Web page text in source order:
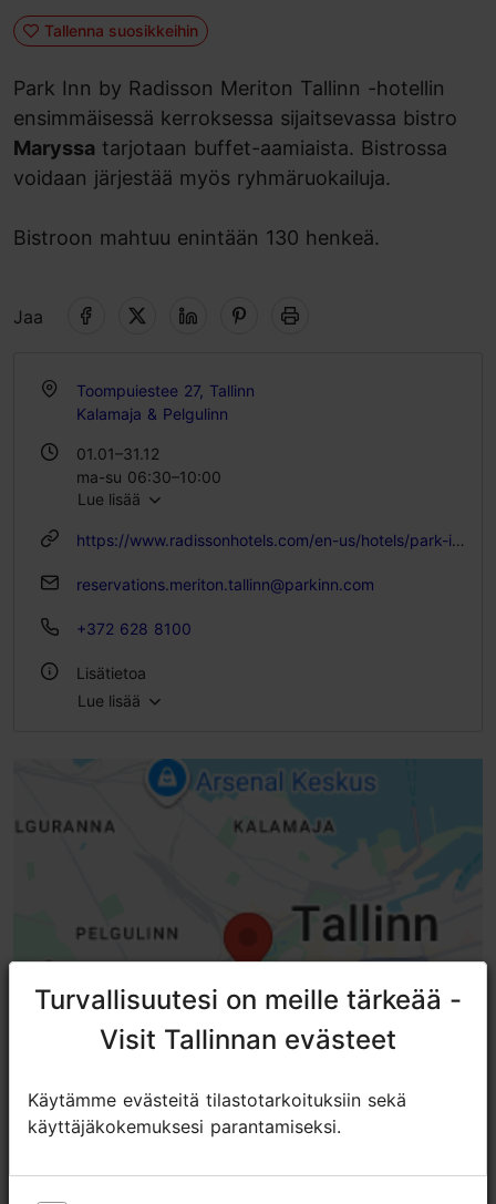
Tallenna suosikkeihin
Park Inn by Radisson Meriton Tallinn -hotellin
ensimmäisessä kerroksessa sijaitsevassa bistro
Maryssa tarjotaan buffet-aamiaista. Bistrossa
voidaan järjestää myös ryhmäruokailuja.
Bistroon mahtuu enintään 130 henkeä.
Jaa
Toompuiestee 27, Tallinn
Kalamaja & Pelgulinn
01.01–31.12
ma-su 06:30–10:00
Lue lisää
https://www.radissonhotels.com/en-us/hotels/park-inn-conference-tallinn-meriton-spa/dining
reservations.meriton.tallinn@parkinn.com
+372 628 8100
Lisätietoa
Istumapaikkoja: 130
Laktoosittomia ja gluteenittomia vaihtoehtoja: Kyllä
WLAN-alue
Lue lisää
Turvallisuutesi on meille tärkeää -
Visit Tallinnan evästeet
Käytämme evästeitä tilastotarkoituksiin sekä
käyttäjäkokemuksesi parantamiseksi.
Turvallisuutesi on meille tärkeää -
Visit Tallinnan evästeet
Käytämme evästeitä tilastotarkoituksiin sekä
käyttäjäkokemuksesi parantamiseksi.